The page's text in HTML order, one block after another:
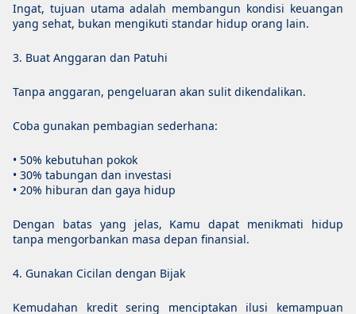
Ingat, tujuan utama adalah membangun kondisi keuangan
yang sehat, bukan mengikuti standar hidup orang lain.
3. Buat Anggaran dan Patuhi
Tanpa anggaran, pengeluaran akan sulit dikendalikan.
Coba gunakan pembagian sederhana:
• 50% kebutuhan pokok
• 30% tabungan dan investasi
• 20% hiburan dan gaya hidup
Dengan batas yang jelas, Kamu dapat menikmati hidup
tanpa mengorbankan masa depan finansial.
4. Gunakan Cicilan dengan Bijak
Kemudahan kredit sering menciptakan ilusi kemampuan